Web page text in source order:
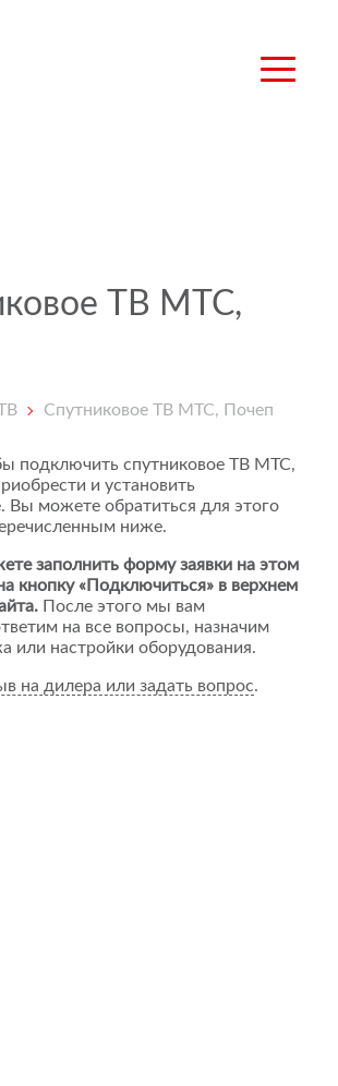
ТВ МТС,
Спутниковое ТВ МТС, Почеп
подключить спутниковое ТВ МТС,
и установить
Вы можете обратиться для этого
ниже.
заполнить форму заявки на этом
кнопку «Подключиться» в верхнем
После этого мы вам
на все вопросы, назначим
или настройки оборудования.
на дилера или задать вопрос.